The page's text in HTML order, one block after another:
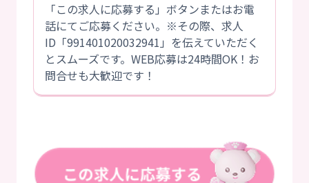
「この求人に応募する」ボタンまたはお電
話にてご応募ください。※その際、求人
ID「991401020032941」を伝えていただく
とスムーズです。WEB応募は24時間OK！お
問合せも大歓迎です！